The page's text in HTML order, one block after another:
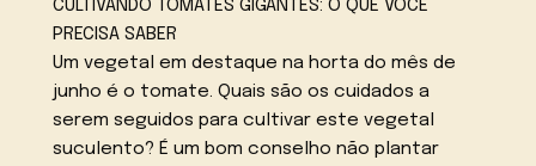
CULTIVANDO TOMATES GIGANTES: O QUE VOCÊ
PRECISA SABER
Um vegetal em destaque na horta do mês de
junho é o tomate. Quais são os cuidados a
serem seguidos para cultivar este vegetal
suculento? É um bom conselho não plantar